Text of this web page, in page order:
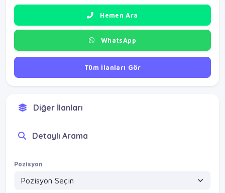
Hemen Ara
WhatsApp
Tüm İlanları Gör
Diğer İlanları
Detaylı Arama
Pozisyon